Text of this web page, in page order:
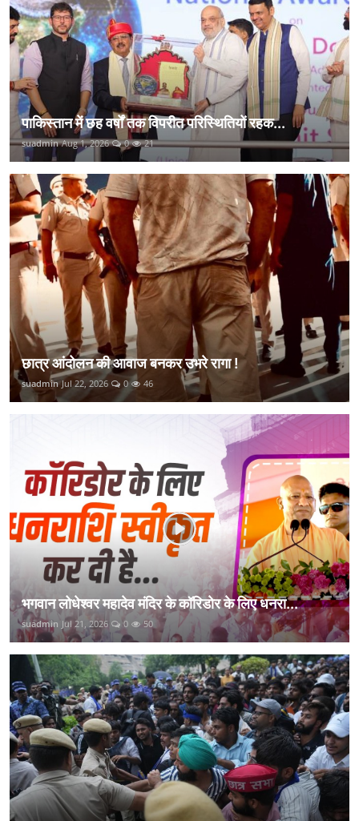
पाकिस्तान में छह वर्षों तक विपरीत परिस्थितियों रहक...
suadmin Aug 1, 2026 0 21
छात्र आंदोलन की आवाज बनकर उभरे रागा !
suadmin Jul 22, 2026 0 46
भगवान लोधेश्वर महादेव मंदिर के कॉरिडोर के लिए धनरा...
suadmin Jul 21, 2026 0 50